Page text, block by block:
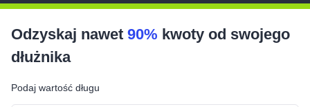
Odzyskaj nawet 90% kwoty od swojego
dłużnika
Podaj wartość długu